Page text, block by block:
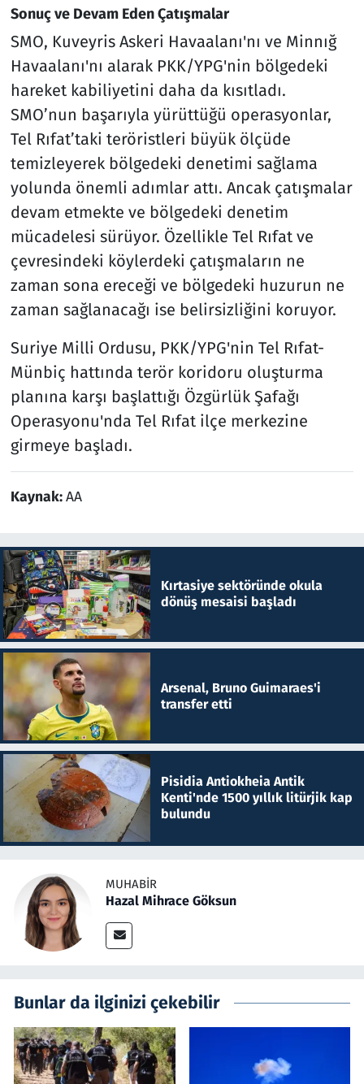
Sonuç ve Devam Eden Çatışmalar
SMO, Kuveyris Askeri Havaalanı'nı ve Minnığ
Havaalanı'nı alarak PKK/YPG'nin bölgedeki
hareket kabiliyetini daha da kısıtladı.
SMO’nun başarıyla yürüttüğü operasyonlar,
Tel Rıfat’taki teröristleri büyük ölçüde
temizleyerek bölgedeki denetimi sağlama
yolunda önemli adımlar attı. Ancak çatışmalar
devam etmekte ve bölgedeki denetim
mücadelesi sürüyor. Özellikle Tel Rıfat ve
çevresindeki köylerdeki çatışmaların ne
zaman sona ereceği ve bölgedeki huzurun ne
zaman sağlanacağı ise belirsizliğini koruyor.
Suriye Milli Ordusu, PKK/YPG'nin Tel Rıfat-
Münbiç hattında terör koridoru oluşturma
planına karşı başlattığı Özgürlük Şafağı
Operasyonu'nda Tel Rıfat ilçe merkezine
girmeye başladı.
Kaynak:AA
Kırtasiye sektöründe okula
dönüş mesaisi başladı
Arsenal, Bruno Guimaraes'i
transfer etti
Pisidia Antiokheia Antik
Kenti'nde 1500 yıllık litürjik kap
bulundu
MUHABIR
Hazal Mihrace Göksun
Bunlar da ilginizi çekebilir